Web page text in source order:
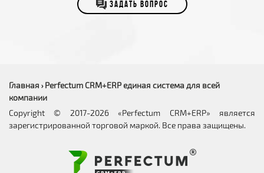
ЗАДАТЬ ВОПРОС
Главная › Perfectum CRM+ERP единая система для всей
компании
Copyright © 2017-2026 «Perfectum CRM+ERP» является
зарегистрированной торговой маркой. Все права защищены.